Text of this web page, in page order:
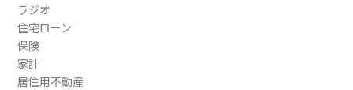
ラジオ
住宅ローン
保険
家計
居住用不動産